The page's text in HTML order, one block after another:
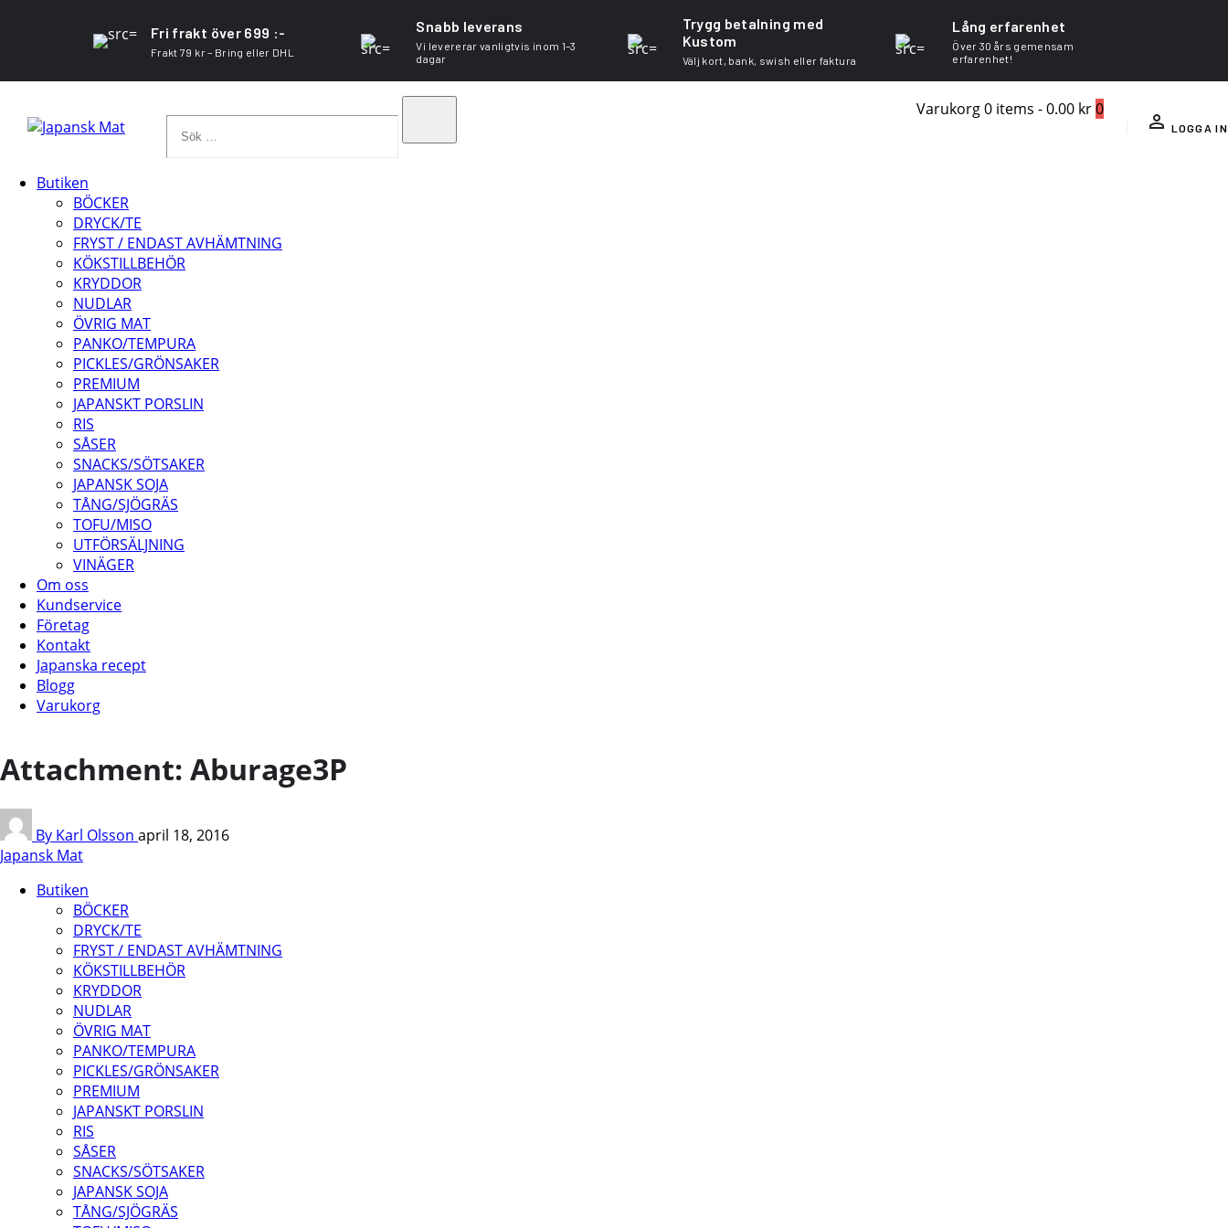
Fri frakt över 699 :-
Frakt 79 kr – Bring eller DHL
Snabb leverans
Vi levererar vanligtvis inom 1–3
dagar
Trygg betalning med
Kustom
Välj kort, bank, swish eller faktura
Lång erfarenhet
Över 30 års gemensam
erfarenhet!
Varukorg0 items -0.00 kr0
LOGGA IN
Butiken
BÖCKER
DRYCK/TE
FRYST / ENDAST AVHÄMTNING
KÖKSTILLBEHÖR
KRYDDOR
NUDLAR
ÖVRIG MAT
PANKO/TEMPURA
PICKLES/GRÖNSAKER
PREMIUM
JAPANSKT PORSLIN
RIS
SÅSER
SNACKS/SÖTSAKER
JAPANSK SOJA
TÅNG/SJÖGRÄS
TOFU/MISO
UTFÖRSÄLJNING
VINÄGER
Om oss
Kundservice
Företag
Kontakt
Japanska recept
Blogg
Varukorg
Attachment: Aburage3P
By Karl Olsson april 18, 2016
Japansk Mat
Butiken
BÖCKER
DRYCK/TE
FRYST / ENDAST AVHÄMTNING
KÖKSTILLBEHÖR
KRYDDOR
NUDLAR
ÖVRIG MAT
PANKO/TEMPURA
PICKLES/GRÖNSAKER
PREMIUM
JAPANSKT PORSLIN
RIS
SÅSER
SNACKS/SÖTSAKER
JAPANSK SOJA
TÅNG/SJÖGRÄS